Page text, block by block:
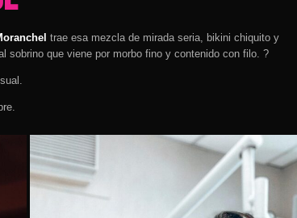
trae esa mezcla de mirada seria, bikini chiquito y
sobrino que viene por morbo fino y contenido con filo. ?